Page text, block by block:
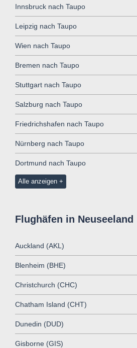
Innsbruck nach Taupo
Leipzig nach Taupo
Wien nach Taupo
Bremen nach Taupo
Stuttgart nach Taupo
Salzburg nach Taupo
Friedrichshafen nach Taupo
Nürnberg nach Taupo
Dortmund nach Taupo
Alle anzeigen
Flughäfen in Neuseeland
Auckland (AKL)
Blenheim (BHE)
Christchurch (CHC)
Chatham Island (CHT)
Dunedin (DUD)
Gisborne (GIS)